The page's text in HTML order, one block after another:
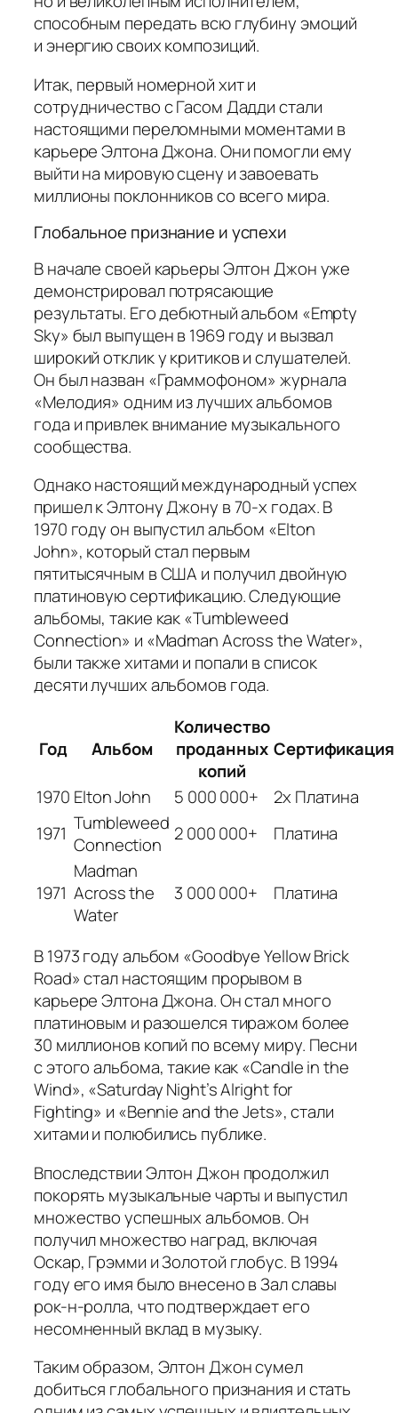
способным передать всю глубину эмоций
и энергию своих композиций.
Итак, первый номерной хит и
сотрудничество с Гасом Дадди стали
настоящими переломными моментами в
карьере Элтона Джона. Они помогли ему
выйти на мировую сцену и завоевать
миллионы поклонников со всего мира.
Глобальное признание и успехи
В начале своей карьеры Элтон Джон уже
демонстрировал потрясающие
результаты. Его дебютный альбом «Empty
Sky» был выпущен в 1969 году и вызвал
широкий отклик у критиков и слушателей.
Он был назван «Граммофоном» журнала
«Мелодия» одним из лучших альбомов
года и привлек внимание музыкального
сообщества.
Однако настоящий международный успех
пришел к Элтону Джону в 70-х годах. В
1970 году он выпустил альбом «Elton
John», который стал первым
пятитысячным в США и получил двойную
платиновую сертификацию. Следующие
альбомы, такие как «Tumbleweed
Connection» и «Madman Across the Water»,
были также хитами и попали в список
десяти лучших альбомов года.
Год Альбом
Количество
проданных
копий
Сертификация
1970 Elton John 5 000 000+
2x Платина
1971 Tumbleweed
Connection
2 000 000+ Платина
1971
Madman
Across the
Water
3 000 000+ Платина
В 1973 году альбом «Goodbye Yellow Brick
Road» стал настоящим прорывом в
карьере Элтона Джона. Он стал много
платиновым и разошелся тиражом более
30 миллионов копий по всему миру. Песни
с этого альбома, такие как «Candle in the
Wind», «Saturday Night’s Alright for
Fighting» и «Bennie and the Jets», стали
хитами и полюбились публике.
Впоследствии Элтон Джон продолжил
покорять музыкальные чарты и выпустил
множество успешных альбомов. Он
получил множество наград, включая
Оскар, Грэмми и Золотой глобус. В 1994
году его имя было внесено в Зал славы
рок-н-ролла, что подтверждает его
несомненный вклад в музыку.
Таким образом, Элтон Джон сумел
добиться глобального признания и стать